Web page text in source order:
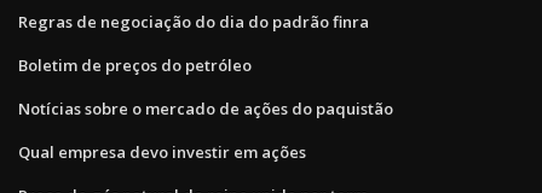
Regras de negociação do dia do padrão finra
Boletim de preços do petróleo
Notícias sobre o mercado de ações do paquistão
Qual empresa devo investir em ações